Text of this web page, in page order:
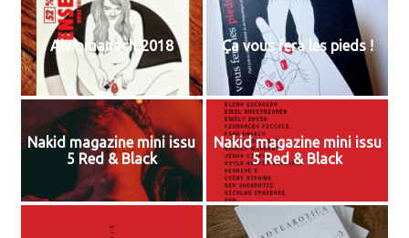
Alwomanach 2018 Ça vous fera les pieds !
Nakid magazine mini issu
5 Red & Black
Nakid magazine mini issu
5 Red & Black